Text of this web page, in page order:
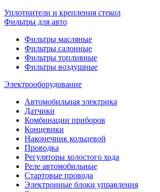
Уплотнители и крепления стекол
Фильтры для авто
Фильтры масляные
Фильтры салонные
Фильтры топливные
Фильтры воздушные
Электрооборудование
Автомобильная электрика
Датчики
Комбинации приборов
Концевики
Наконечник кольцевой
Проводка
Регуляторы холостого хода
Реле автомобильные
Стартовые провода
Электронные блоки управления